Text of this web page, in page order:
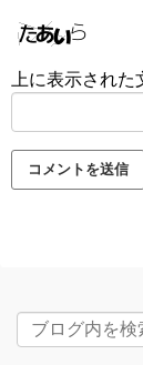
上に表示された